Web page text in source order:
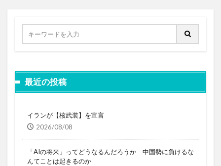
最近の投稿
イランが【核武装】を宣言
2026/08/08
「AIの将来」ってどうなるんだろうか 中国勢に負けるな
んてことは起きるのか